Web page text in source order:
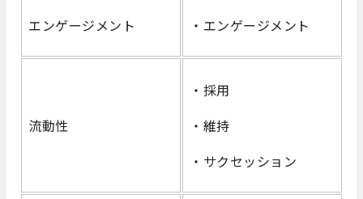
エンゲージメント ・エンゲージメント
流動性
・採用
・維持
・サクセッション